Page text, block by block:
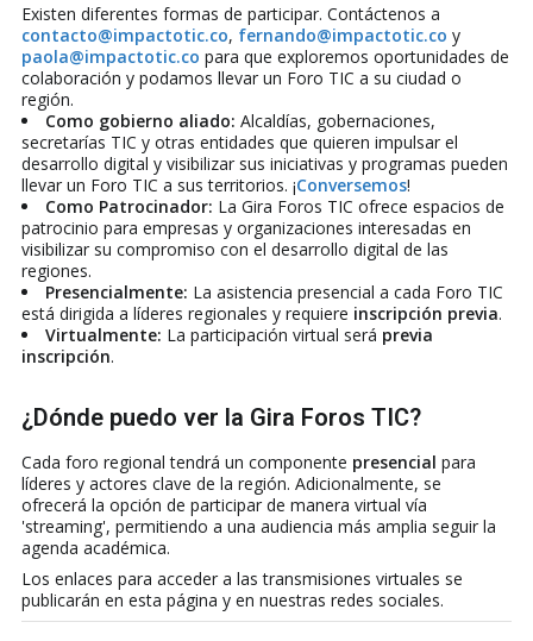
Existen diferentes formas de participar. Contáctenos a
contacto@impactotic.co, fernando@impactotic.co y
paola@impactotic.co para que exploremos oportunidades de
colaboración y podamos llevar un Foro TIC a su ciudad o
región.
Como gobierno aliado: Alcaldías, gobernaciones,
secretarías TIC y otras entidades que quieren impulsar el
desarrollo digital y visibilizar sus iniciativas y programas pueden
llevar un Foro TIC a sus territorios. ¡Conversemos!
Como Patrocinador: La Gira Foros TIC ofrece espacios de
patrocinio para empresas y organizaciones interesadas en
visibilizar su compromiso con el desarrollo digital de las
regiones.
Presencialmente: La asistencia presencial a cada Foro TIC
está dirigida a líderes regionales y requiere inscripción previa.
Virtualmente: La participación virtual será previa
inscripción.
¿Dónde puedo ver la Gira Foros TIC?
Cada foro regional tendrá un componente presencial para
líderes y actores clave de la región. Adicionalmente, se
ofrecerá la opción de participar de manera virtual vía
'streaming', permitiendo a una audiencia más amplia seguir la
agenda académica.
Los enlaces para acceder a las transmisiones virtuales se
publicarán en esta página y en nuestras redes sociales.